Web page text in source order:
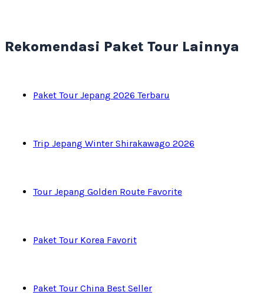
Rekomendasi Paket Tour Lainnya
Paket Tour Jepang 2026 Terbaru
Trip Jepang Winter Shirakawago 2026
Tour Jepang Golden Route Favorite
Paket Tour Korea Favorit
Paket Tour China Best Seller